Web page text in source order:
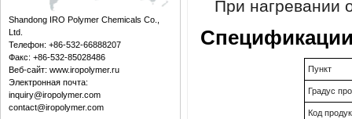
Shandong IRO Polymer Chemicals Co.,
Ltd.
Телефон: +86-532-66888207
Факс: +86-532-85028486
Веб-сайт: www.iropolymer.ru
Электронная почта:
inquiry@iropolymer.com
contact@iropolymer.com
При нагревании
Пункт
Градус
Код